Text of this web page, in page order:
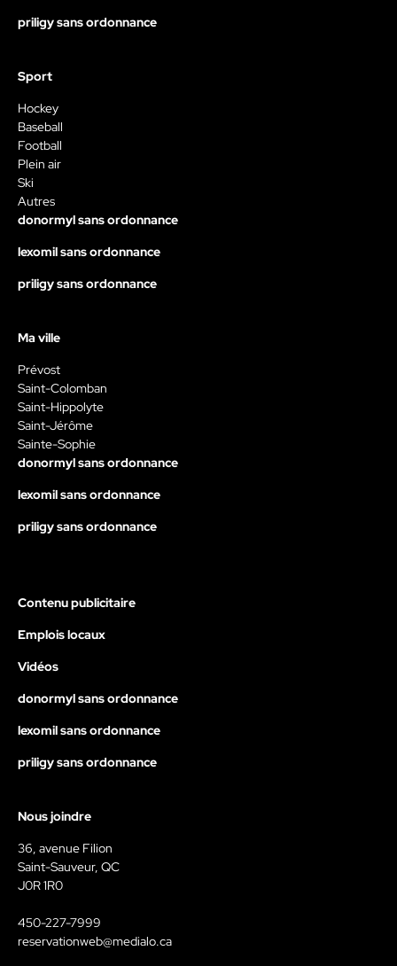
priligy sans ordonnance
Sport
Hockey
Baseball
Football
Plein air
Ski
Autres
donormyl sans ordonnance
lexomil sans ordonnance
priligy sans ordonnance
Ma ville
Prévost
Saint-Colomban
Saint-Hippolyte
Saint-Jérôme
Sainte-Sophie
donormyl sans ordonnance
lexomil sans ordonnance
priligy sans ordonnance
Contenu publicitaire
Emplois locaux
Vidéos
donormyl sans ordonnance
lexomil sans ordonnance
priligy sans ordonnance
Nous joindre
36, avenue Filion
Saint-Sauveur, QC
J0R 1R0
450-227-7999
reservationweb@medialo.ca